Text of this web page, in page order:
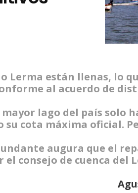
Lerma están llenas, lo
al acuerdo de
mayor lago del país solo
su cota máxima oficial.
augura que el
consejo de cuenca del